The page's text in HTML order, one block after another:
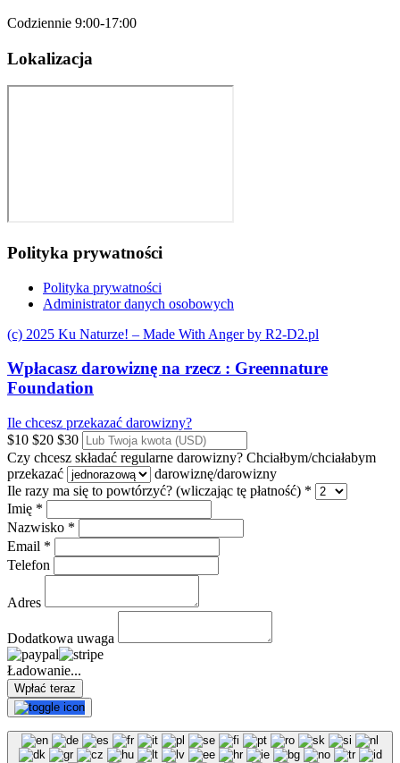
Codziennie 9:00-17:00
Lokalizacja
Polityka prywatności
Polityka prywatności
Administrator danych osobowych
(c) 2025 Ku Naturze! – Made With Anger by R2-D2.pl
Wpłacasz darowiznę na rzecz : Greennature
Foundation
Ile chcesz przekazać darowizny?
$10 $20 $30
Czy chcesz składać regularne darowizny? Chciałbym/chciałabym
przekazać
darowiznę/darowizny
Ile razy ma się to powtórzyć? (wliczając tę płatność) *
Imię *
Nazwisko *
Email *
Telefon
Adres
Dodatkowa uwaga
Ładowanie...